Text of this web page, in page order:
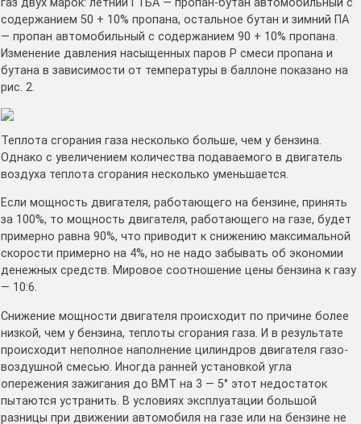
газ двух марок: летний ГТБА — пропан-бутан автомобильный с
содержанием 50 + 10% пропана, остальное бутан и зимний ПА
— пропан автомобильный с содержанием 90 + 10% пропана.
Изменение давления насыщенных паров Р смеси пропана и
бутана в зависимости от температуры в баллоне показано на
рис. 2.
Теплота сгорания газа несколько больше, чем у бензина.
Однако с увеличением количества подаваемого в двигатель
воздуха теплота сгорания несколько уменьшается.
Если мощность двигателя, работающего на бензине, принять
за 100%, то мощность двигателя, работающего на газе, будет
примерно равна 90%, что приводит к снижению максимальной
скорости примерно на 4%, но не надо забывать об экономии
денежных средств. Мировое соотношение цены бензина к газу
— 10:6.
Снижение мощности двигателя происходит по причине более
низкой, чем у бензина, теплоты сгорания газа. И в результате
происходит неполное наполнение цилиндров двигателя газо-
воздушной смесью. Иногда ранней установкой угла
опережения зажигания до ВМТ на 3 — 5° этот недостаток
пытаются устранить. В условиях эксплуатации большой
разницы при движении автомобиля на газе или на бензине не